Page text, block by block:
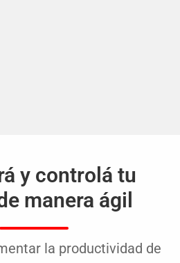
y controlá tu
manera ágil
la productividad de